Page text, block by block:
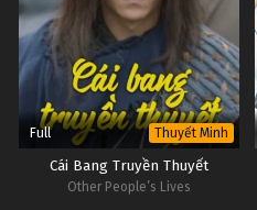
Full Thuyết Minh
Cái Bang Truyền Thuyết
Other People’s Lives